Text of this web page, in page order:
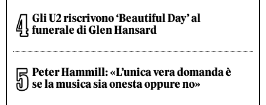
Gli U2 riscrivono ‘Beautiful Day’ al
funerale di Glen Hansard
Peter Hammill: «L’unica vera domanda è
se la musica sia onesta oppure no»